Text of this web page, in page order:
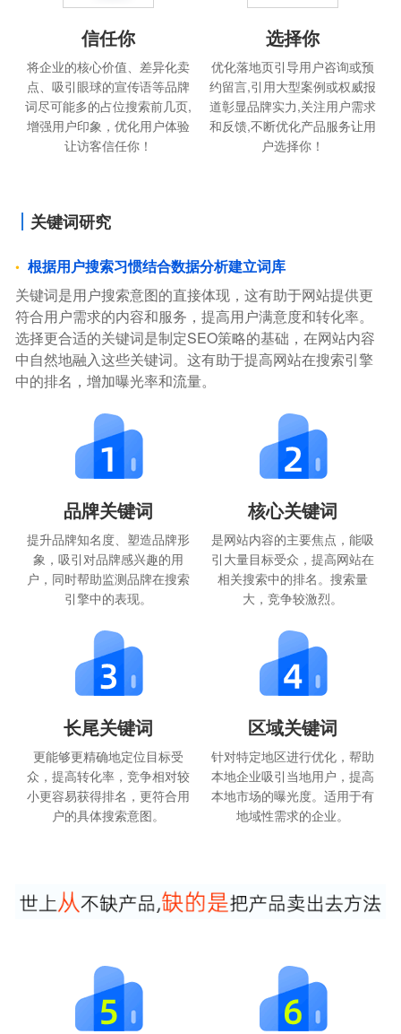
信任你
将企业的核心价值、差异化卖
点、吸引眼球的宣传语等品牌
词尽可能多的占位搜索前几页,
增强用户印象，优化用户体验
让访客信任你！
选择你
优化落地页引导用户咨询或预
约留言,引用大型案例或权威报
道彰显品牌实力,关注用户需求
和反馈,不断优化产品服务让用
户选择你！
关键词研究
根据用户搜索习惯结合数据分析建立词库
关键词是用户搜索意图的直接体现，这有助于网站提供更
符合用户需求的内容和服务，提高用户满意度和转化率。
选择更合适的关键词是制定SEO策略的基础，在网站内容
中自然地融入这些关键词。这有助于提高网站在搜索引擎
中的排名，增加曝光率和流量。
品牌关键词
提升品牌知名度、塑造品牌形
象，吸引对品牌感兴趣的用
户，同时帮助监测品牌在搜索
引擎中的表现。
核心关键词
是网站内容的主要焦点，能吸
引大量目标受众，提高网站在
相关搜索中的排名。搜索量
大，竞争较激烈。
长尾关键词
更能够更精确地定位目标受
众，提高转化率，竞争相对较
小更容易获得排名，更符合用
户的具体搜索意图。
区域关键词
针对特定地区进行优化，帮助
本地企业吸引当地用户，提高
本地市场的曝光度。适用于有
地域性需求的企业。